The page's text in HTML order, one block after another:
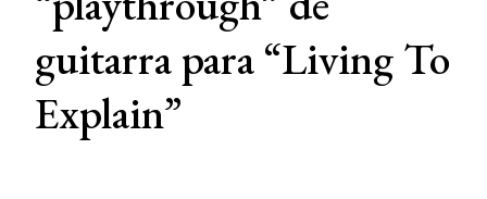
guitarra para “Living To
Explain”